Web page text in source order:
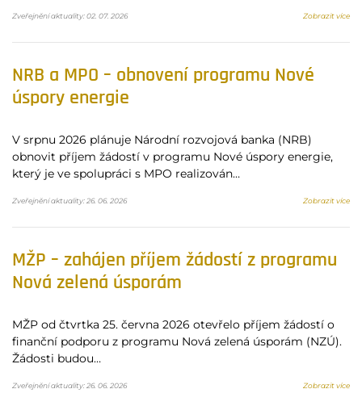
Zveřejnění aktuality: 02. 07. 2026 Zobrazit více
NRB a MPO – obnovení programu Nové
úspory energie
V srpnu 2026 plánuje Národní rozvojová banka (NRB)
obnovit příjem žádostí v programu Nové úspory energie,
který je ve spolupráci s MPO realizován…
Zveřejnění aktuality: 26. 06. 2026 Zobrazit více
MŽP – zahájen příjem žádostí z programu
Nová zelená úsporám
MŽP od čtvrtka 25. června 2026 otevřelo příjem žádostí o
finanční podporu z programu Nová zelená úsporám (NZÚ).
Žádosti budou…
Zveřejnění aktuality: 26. 06. 2026 Zobrazit více